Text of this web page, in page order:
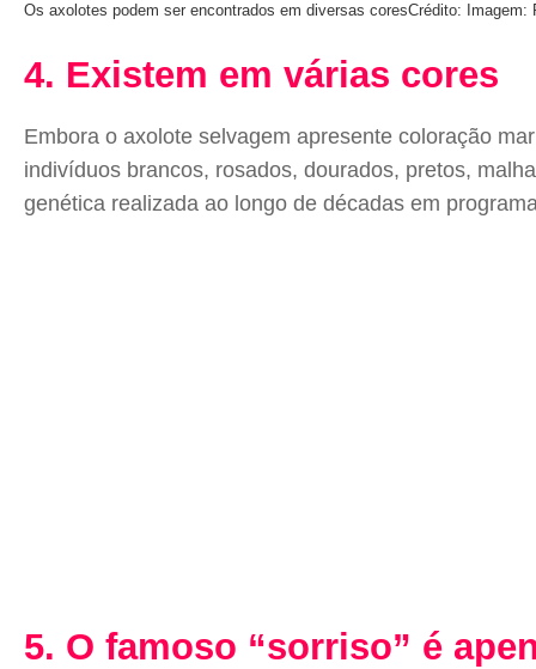
Os axolotes podem ser encontrados em diversas coresCrédito: Imagem:
4. Existem em várias cores
Embora o axolote selvagem apresente coloração
indivíduos brancos, rosados, dourados, pretos,
genética realizada ao longo de décadas em
5. O famoso “sorriso” é